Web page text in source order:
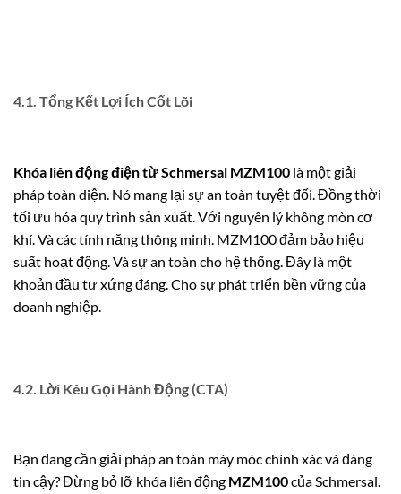
4.1. Tổng Kết Lợi Ích Cốt Lõi
Khóa liên động điện từ Schmersal MZM100 là một giải
pháp toàn diện. Nó mang lại sự an toàn tuyệt đối. Đồng thời
tối ưu hóa quy trình sản xuất. Với nguyên lý không mòn cơ
khí. Và các tính năng thông minh. MZM100 đảm bảo hiệu
suất hoạt động. Và sự an toàn cho hệ thống. Đây là một
khoản đầu tư xứng đáng. Cho sự phát triển bền vững của
doanh nghiệp.
4.2. Lời Kêu Gọi Hành Động (CTA)
Bạn đang cần giải pháp an toàn máy móc chính xác và đáng
tin cậy? Đừng bỏ lỡ khóa liên động MZM100của Schmersal.